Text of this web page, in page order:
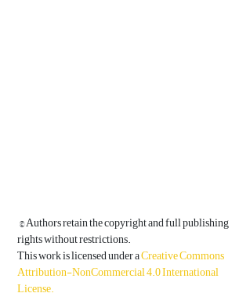
© Authors retain the copyright and full publishing
rights without restrictions.
This work is licensed under aCreative Commons
Attribution-NonCommercial 4.0 International
License.